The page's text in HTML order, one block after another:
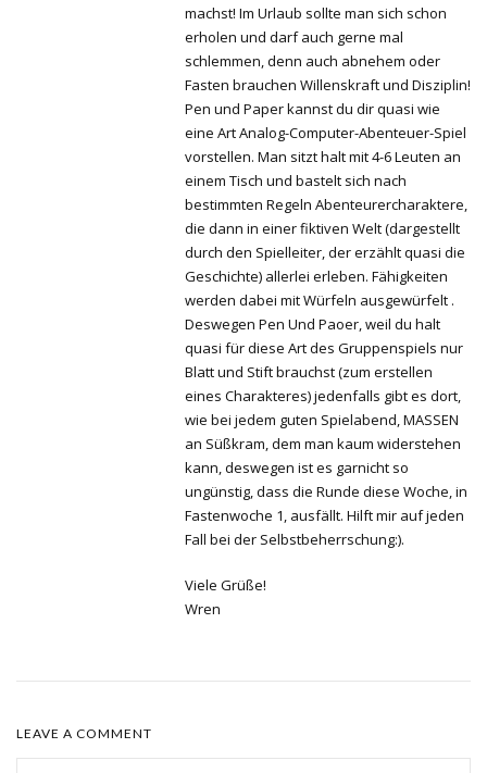
machst! Im Urlaub sollte man sich schon
erholen und darf auch gerne mal
schlemmen, denn auch abnehem oder
Fasten brauchen Willenskraft und Disziplin!
Pen und Paper kannst du dir quasi wie
eine Art Analog-Computer-Abenteuer-Spiel
vorstellen. Man sitzt halt mit 4-6 Leuten an
einem Tisch und bastelt sich nach
bestimmten Regeln Abenteurercharaktere,
die dann in einer fiktiven Welt (dargestellt
durch den Spielleiter, der erzählt quasi die
Geschichte) allerlei erleben. Fähigkeiten
werden dabei mit Würfeln ausgewürfelt .
Deswegen Pen Und Paoer, weil du halt
quasi für diese Art des Gruppenspiels nur
Blatt und Stift brauchst (zum erstellen
eines Charakteres) jedenfalls gibt es dort,
wie bei jedem guten Spielabend, MASSEN
an Süßkram, dem man kaum widerstehen
kann, deswegen ist es garnicht so
ungünstig, dass die Runde diese Woche, in
Fastenwoche 1, ausfällt. Hilft mir auf jeden
Fall bei der Selbstbeherrschung:).
Viele Grüße!
Wren
LEAVE A COMMENT